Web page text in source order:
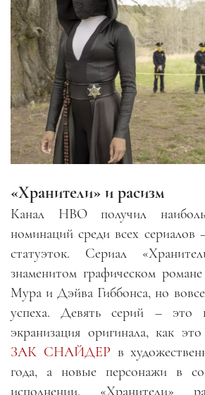
«Хранители» и расизм
Канал HBO получил
номинаций среди всех сериалов
статуэток. Сериал
знаменитом графическом
Мура и Дэйва Гиббонса, но
успеха. Девять серий – это
экранизация оригинала, как
ЗАК СНАЙДЕР в
года, а новые персонажи в
исполнении. «Хранители»